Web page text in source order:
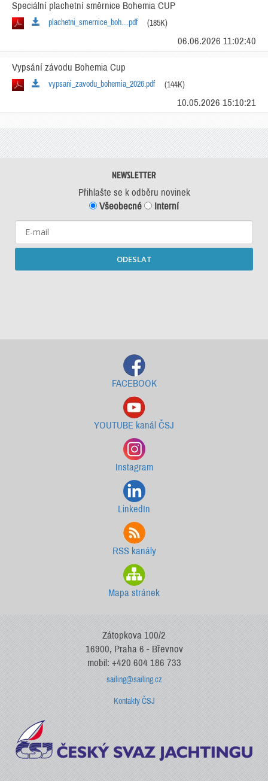
Speciální plachetní směrnice Bohemia CUP
plachetni_smernice_boh....pdf (185K)
06.06.2026 11:02:40
Vypsání závodu Bohemia Cup
vypsani_zavodu_bohemia_2026.pdf (144K)
10.05.2026 15:10:21
NEWSLETTER
Přihlašte se k odběru novinek
Všeobecné
Interní
ODESLAT
FACEBOOK
YOUTUBE kanál ČSJ
Instagram
LinkedIn
RSS kanály
Mapa stránek
Zátopkova 100/2
16900, Praha 6 - Břevnov
mobil: +420 604 186 733
sailing@sailing.cz
Kontakty ČSJ